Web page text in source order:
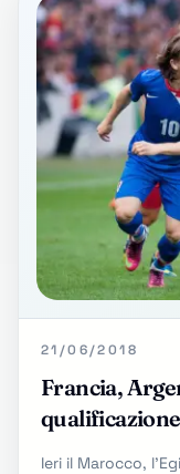
21/06/2018
Francia,
Ieri il Marocco,